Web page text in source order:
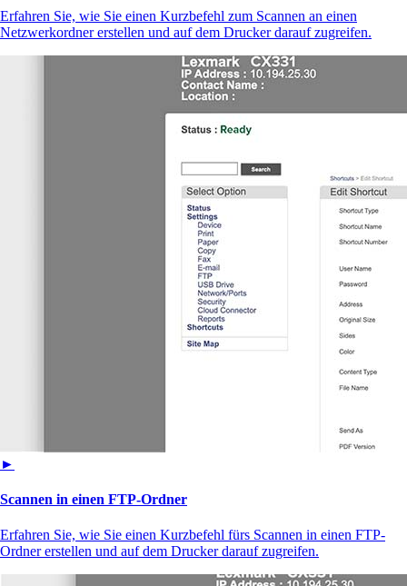
Erfahren Sie, wie Sie einen Kurzbefehl zum Scannen an einen
Netzwerkordner erstellen und auf dem Drucker darauf zugreifen.
►
Scannen in einen FTP-Ordner
Erfahren Sie, wie Sie einen Kurzbefehl fürs Scannen in einen FTP-
Ordner erstellen und auf dem Drucker darauf zugreifen.